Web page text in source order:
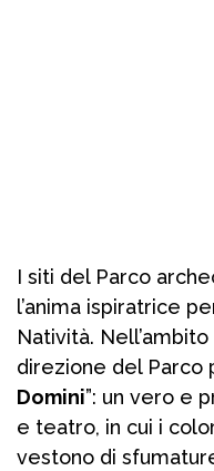
I siti del Parco
l’anima ispiratrice
Natività.
direzione del Parco
Domini”: un vero e
e teatro, in cui i
vestono di